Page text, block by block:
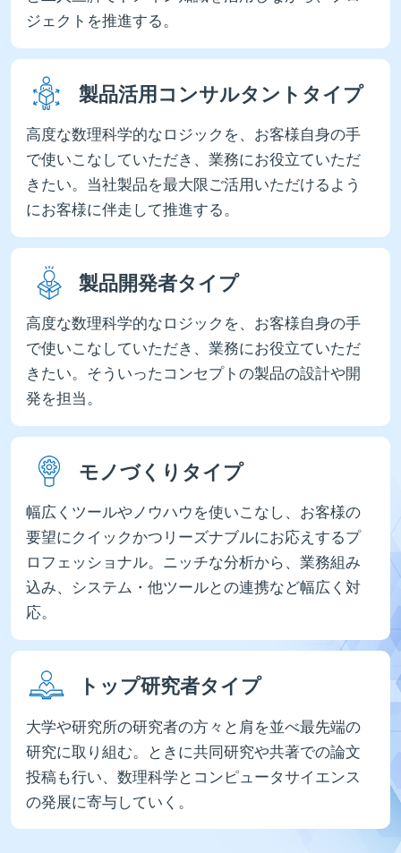
ジェクトを推進する。
製品活用コンサルタントタイプ
高度な数理科学的なロジックを、お客様自身の手
で使いこなしていただき、業務にお役立ていただ
きたい。当社製品を最大限ご活用いただけるよう
にお客様に伴走して推進する。
製品開発者タイプ
高度な数理科学的なロジックを、お客様自身の手
で使いこなしていただき、業務にお役立ていただ
きたい。そういったコンセプトの製品の設計や開
発を担当。
モノづくりタイプ
幅広くツールやノウハウを使いこなし、お客様の
要望にクイックかつリーズナブルにお応えするプ
ロフェッショナル。ニッチな分析から、業務組み
込み、システム・他ツールとの連携など幅広く対
応。
トップ研究者タイプ
大学や研究所の研究者の方々と肩を並べ最先端の
研究に取り組む。ときに共同研究や共著での論文
投稿も行い、数理科学とコンピュータサイエンス
の発展に寄与していく。